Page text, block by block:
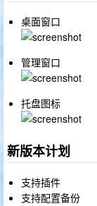
桌面窗口
管理窗口
托盘图标
新版本计划
支持插件
支持配置备份